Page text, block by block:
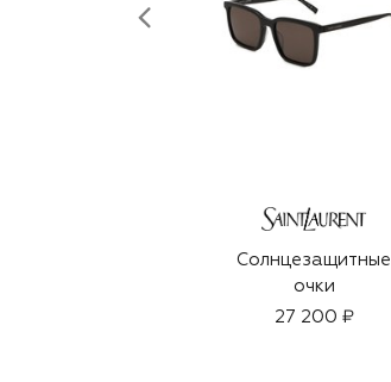
Солнцезащитные
очки
27 200 ₽